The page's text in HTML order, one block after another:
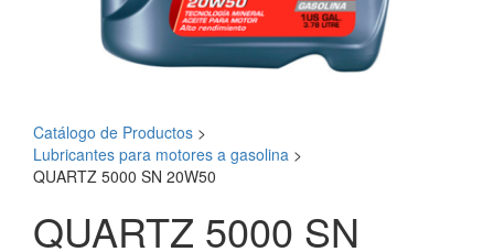
Catálogo de Productos >
Lubricantes para motores a gasolina >
QUARTZ 5000 SN 20W50
QUARTZ 5000 SN